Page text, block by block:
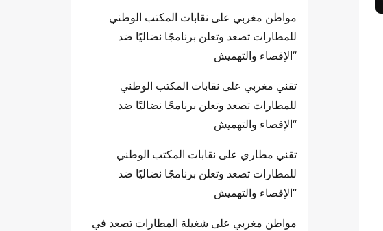
مواطن مغربي على نقابات المكتب الوطني
للمطارات تصعد وتعلن برنامجًا نضاليًا ضد
“الإقصاء والتهميش
تقني مغربي على نقابات المكتب الوطني
للمطارات تصعد وتعلن برنامجًا نضاليًا ضد
“الإقصاء والتهميش
تقني مطاري على نقابات المكتب الوطني
للمطارات تصعد وتعلن برنامجًا نضاليًا ضد
“الإقصاء والتهميش
مواطن مغربي على شغيلة المطارات تصعد في